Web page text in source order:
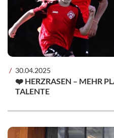
30.04.2025
❤️ HERZRASEN – MEHR
TALENTE